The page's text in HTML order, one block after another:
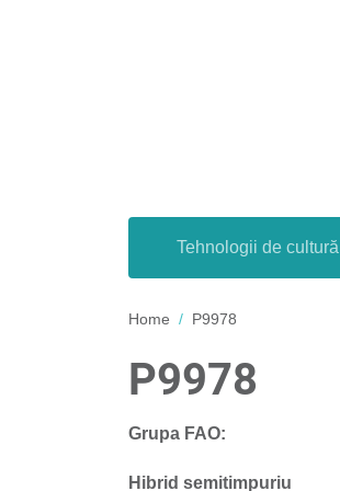
Tehnologii de cultură
Home P9978
P9978
Grupa FAO:
Hibrid semitimpuriu